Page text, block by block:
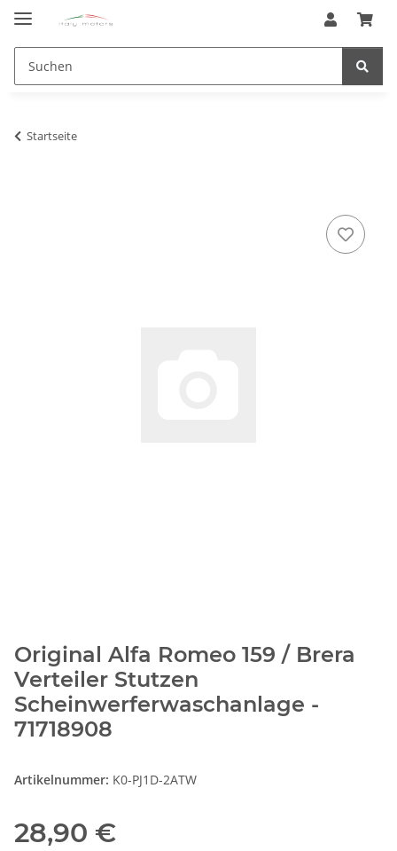
Startseite
Original Alfa Romeo 159 / Brera
Verteiler Stutzen
Scheinwerferwaschanlage -
71718908
Artikelnummer: K0-PJ1D-2ATW
28,90 €